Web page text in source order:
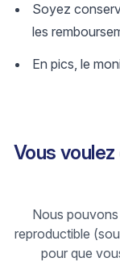
Soyez
les
En pics, le
Vous
Nous
reproductible
pour que